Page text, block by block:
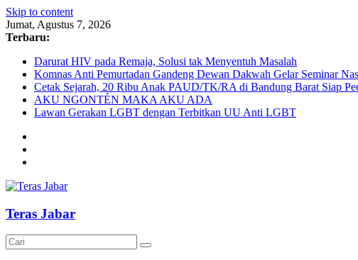
Skip to content
Jumat, Agustus 7, 2026
Terbaru:
Darurat HIV pada Remaja, Solusi tak Menyentuh Masalah
Komnas Anti Pemurtadan Gandeng Dewan Dakwah Gelar Seminar
Cetak Sejarah, 20 Ribu Anak PAUD/TK/RA di Bandung Barat Siap
AKU NGONTÉN MAKA AKU ADA
Lawan Gerakan LGBT dengan Terbitkan UU Anti LGBT
Teras Jabar